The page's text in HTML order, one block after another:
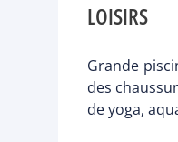
LOISIRS
Grande
des
de yoga,